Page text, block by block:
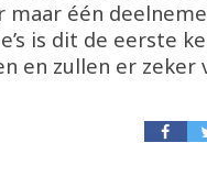
maar één
is dit de eerste
en zullen er zeker